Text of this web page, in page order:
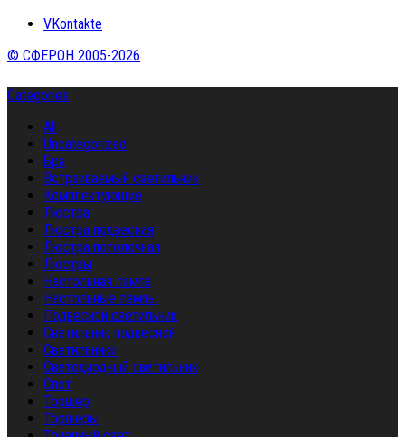
VKontakte
© СФЕРОН 2005-2026
Categories
All
Uncategorized
Бра
Встраиваемый светильник
Комплектующие
Люстра
Люстра подвесная
Люстра потолочная
Люстры
Настольная лампа
Настольные лампы
Подвесной светильник
Светильник подвесной
Светильники
Светодиодный светильник
Спот
Торшер
Торшеры